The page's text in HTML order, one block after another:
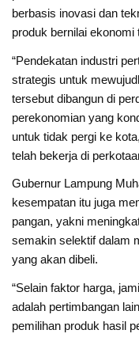
berbasis inovasi dan
produk bernilai ekonomi
“Pendekatan industri
strategis untuk
tersebut dibangun di
perekonomian yang
untuk tidak pergi ke
telah bekerja di
Gubernur Lampung
kesempatan itu juga
pangan, yakni
semakin selektif dalam
yang akan dibeli.
“Selain faktor harga,
adalah pertimbangan
pemilihan produk hasil